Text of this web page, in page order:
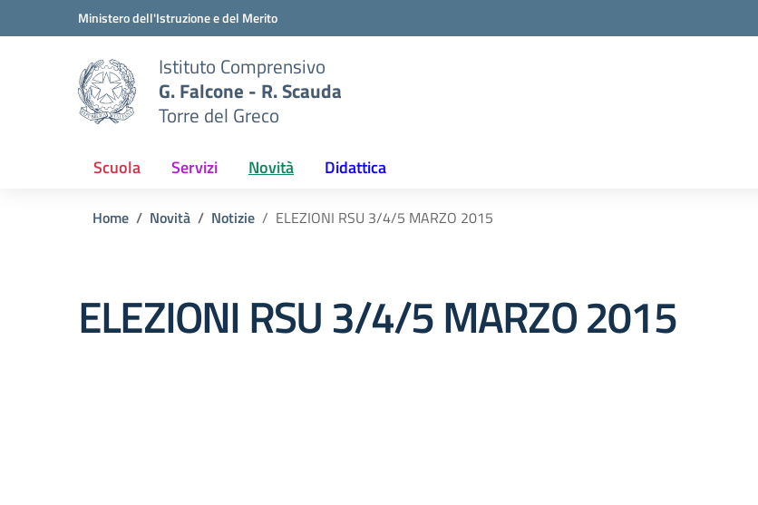
Vai ai contenuti
Vai al menu di navigazioneMinistero dell'Istruzione e del Merito
Istituto Comprensivo
G. Falcone - R. Scauda
Torre del Greco
Scuola Servizi Novità Didattica
Home Novità Notizie ELEZIONI RSU 3/4/5 MARZO 2015
ELEZIONI RSU 3/4/5 MARZO 2015